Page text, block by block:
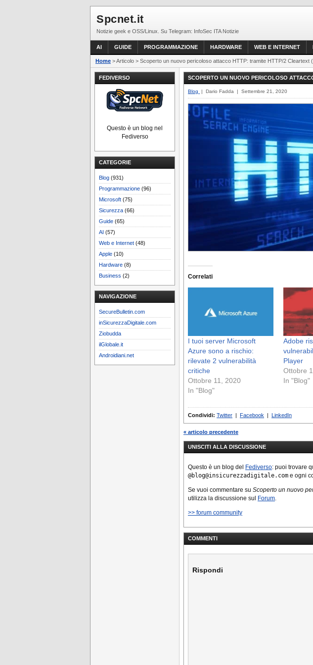
Spcnet.it
Notizie geek e OSS/Linux. Su Telegram: InfoSec ITA Notizie
AI GUIDE PROGRAMMAZIONE HARDWARE WEB E INTERNET
Home > Articolo > Scoperto un nuovo pericoloso attacco HTTP: tramite HTTP/2 Cleartext
FEDIVERSO
Questo è un blog nel
Fediverso
CATEGORIE
Blog (931)
Programmazione (96)
Microsoft (75)
Sicurezza (66)
Guide (65)
AI (57)
Web e Internet (48)
Apple (10)
Hardware (8)
Business (2)
NAVIGAZIONE
SecureBulletin.com
inSicurezzaDigitale.com
Ziobudda
ilGlobale.it
Androidiani.net
SCOPERTO UN NUOVO PERICOLOSO
Blog | Dario Fadda | Settembre 21, 2020
Correlati
I tuoi server Microsoft
Azure sono a rischio:
rilevate 2 vulnerabilità
critiche
Ottobre 11, 2020
In "Blog"
Adobe
Player
Ottobre
In "Blog"
Condividi: Twitter Facebook LinkedIn
« articolo precedente
UNISCITI ALLA DISCUSSIONE
Questo è un blog del Fediverso: puoi trovare
@blog@insicurezzadigitale.com e ogni
Se vuoi commentare su Scoperto un nuovo
utilizza la discussione sul
Forum.
>> forum community
COMMENTI
Rispondi